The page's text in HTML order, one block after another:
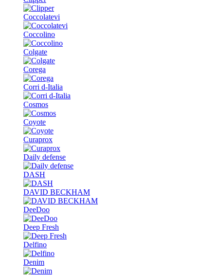
Coccolatevi
Coccolino
Colgate
Corega
Corri d-Italia
Cosmos
Coyote
Curaprox
Daily defense
DASH
DAVID BECKHAM
DeeDoo
Deep Fresh
Delfino
Denim